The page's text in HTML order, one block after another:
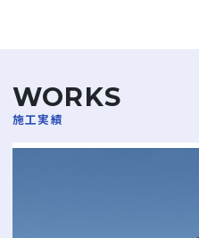
WORKS
施工実績